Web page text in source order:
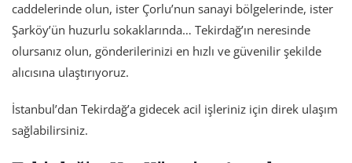
caddelerinde olun, ister Çorlu’nun sanayi bölgelerinde, ister
Şarköy’ün huzurlu sokaklarında… Tekirdağ’ın neresinde
olursanız olun, gönderilerinizi en hızlı ve güvenilir şekilde
alıcısına ulaştırıyoruz.
İstanbul’dan Tekirdağ’a gidecek acil işleriniz için direk ulaşım
sağlabilirsiniz.